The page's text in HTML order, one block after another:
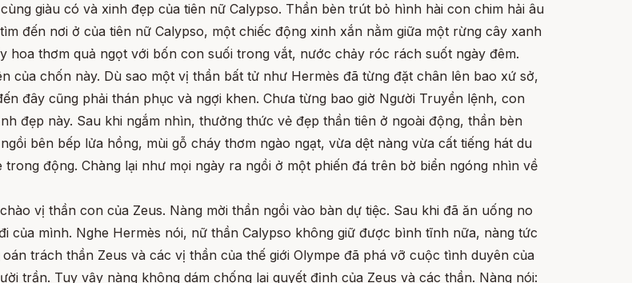
giàu có và xinh đẹp của tiên nữ Calypso. Thần bèn trút bỏ hình hài con chim hải âu
đến nơi ở của tiên nữ Calypso, một chiếc động xinh xắn nằm giữa một rừng cây xanh
thơm quả ngọt với bốn con suối trong vắt, nước chảy róc rách suốt ngày đêm.
của chốn này. Dù sao một vị thần bất tử như Hermès đã từng đặt chân lên bao xứ sở,
đây cũng phải thán phục và ngợi khen. Chưa từng bao giờ Người Truyền lệnh, con
đẹp này. Sau khi ngắm nhìn, thưởng thức vẻ đẹp thần tiên ở ngoài động, thần bèn
bên bếp lửa hồng, mùi gỗ cháy thơm ngào ngạt, vừa dệt nàng vừa cất tiếng hát du
động. Chàng lại như mọi ngày ra ngồi ở một phiến đá trên bờ biển ngóng nhìn về
vị thần con của Zeus. Nàng mời thần ngồi vào bàn dự tiệc. Sau khi đã ăn uống no
của mình. Nghe Hermès nói, nữ thần Calypso không giữ được bình tĩnh nữa, nàng tức
trách thần Zeus và các vị thần của thế giới Olympe đã phá vỡ cuộc tình duyên của
trần. Tuy vậy nàng không dám chống lại quyết định của Zeus và các thần. Nàng nói: